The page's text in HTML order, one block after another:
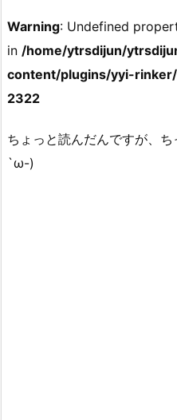
Warning: Undefined
in /home/ytrsdijun/
content/plugins/yyi-
2322
ちょっと読んだんですが、
`ω-)